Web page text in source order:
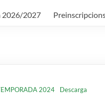
2026/2027
2024 Descarga